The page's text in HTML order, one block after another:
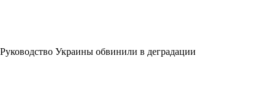
Руководство Украины обвинили в деградации